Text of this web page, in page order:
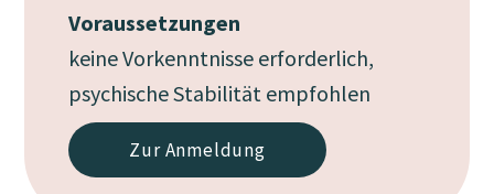
Voraussetzungen
keine Vorkenntnisse erforderlich,
psychische Stabilität empfohlen
Zur Anmeldung